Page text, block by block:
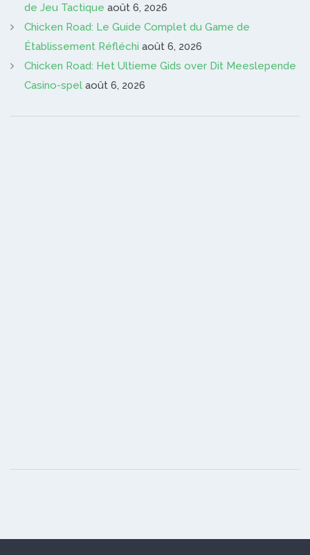
de Jeu Tactique août 6, 2026
Chicken Road: Le Guide Complet du Game de
Établissement Réfléchi août 6, 2026
Chicken Road: Het Ultieme Gids over Dit Meeslepende
Casino-spel août 6, 2026